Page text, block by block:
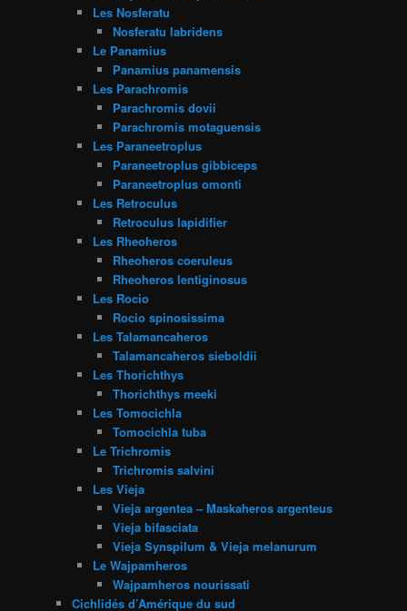
Les Nosferatu
Nosferatu labridens
Le Panamius
Panamius panamensis
Les Parachromis
Parachromis dovii
Parachromis motaguensis
Les Paraneetroplus
Paraneetroplus gibbiceps
Paraneetroplus omonti
Les Retroculus
Retroculus lapidifier
Les Rheoheros
Rheoheros coeruleus
Rheoheros lentiginosus
Les Rocio
Rocio spinosissima
Les Talamancaheros
Talamancaheros sieboldii
Les Thorichthys
Thorichthys meeki
Les Tomocichla
Tomocichla tuba
Le Trichromis
Trichromis salvini
Les Vieja
Vieja argentea – Maskaheros argenteus
Vieja bifasciata
Vieja Synspilum & Vieja melanurum
Le Wajpamheros
Wajpamheros nourissati
Cichlidés d’Amérique du sud